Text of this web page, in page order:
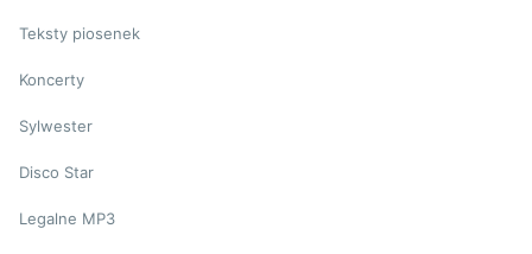
Teksty piosenek
Koncerty
Sylwester
Disco Star
Legalne MP3